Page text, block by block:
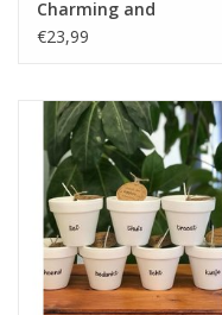
Charming and
Irresistiblle | Coco
€23,99